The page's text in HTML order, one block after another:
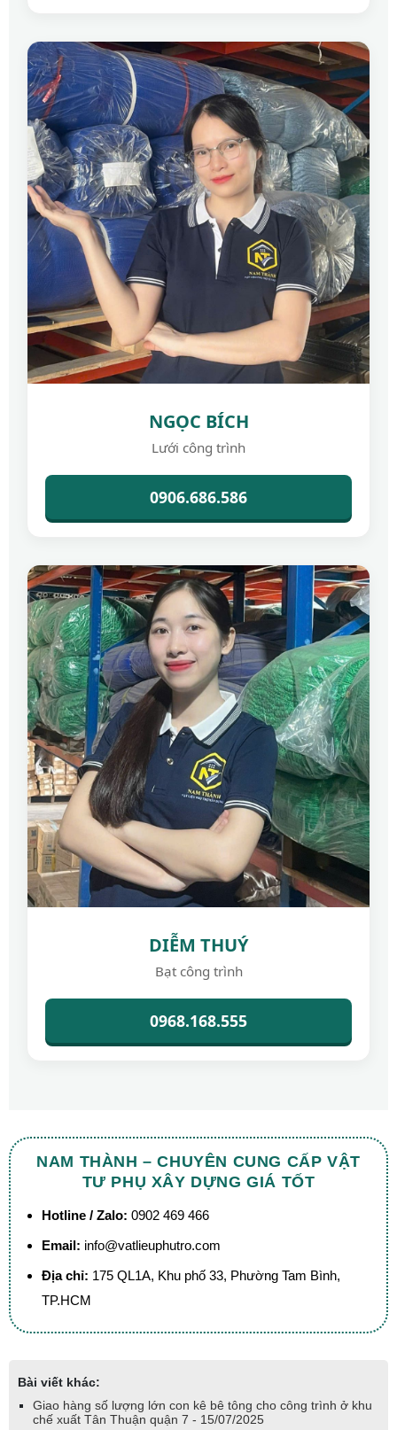
NGỌC BÍCH
Lưới công trình
0906.686.586
DIỄM THUÝ
Bạt công trình
0968.168.555
NAM THÀNH – CHUYÊN CUNG CẤP VẬT
TƯ PHỤ XÂY DỰNG GIÁ TỐT
Hotline / Zalo: 0902 469 466
Email: info@vatlieuphutro.com
Địa chỉ: 175 QL1A, Khu phố 33, Phường Tam Bình,
TP.HCM
Bài viết khác:
Giao hàng số lượng lớn con kê bê tông cho công trình ở khu
chế xuất Tân Thuận quận 7 - 15/07/2025